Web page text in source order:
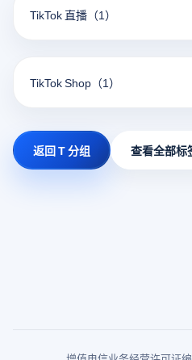
TikTok 直播 （1）
TikTok Shop （1）
返回 T 分组 查看全部标